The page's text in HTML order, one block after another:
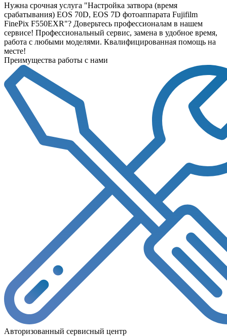
Нужна срочная услуга "Настройка затвора (время
срабатывания) EOS 70D, EOS 7D фотоаппарата Fujifilm
FinePix F550EXR"? Доверьтесь профессионалам в нашем
сервисе! Профессиональный сервис, замена в удобное время,
работа с любыми моделями. Квалифицированная помощь на
месте!
Преимущества работы с нами
Авторизованный сервисный центр